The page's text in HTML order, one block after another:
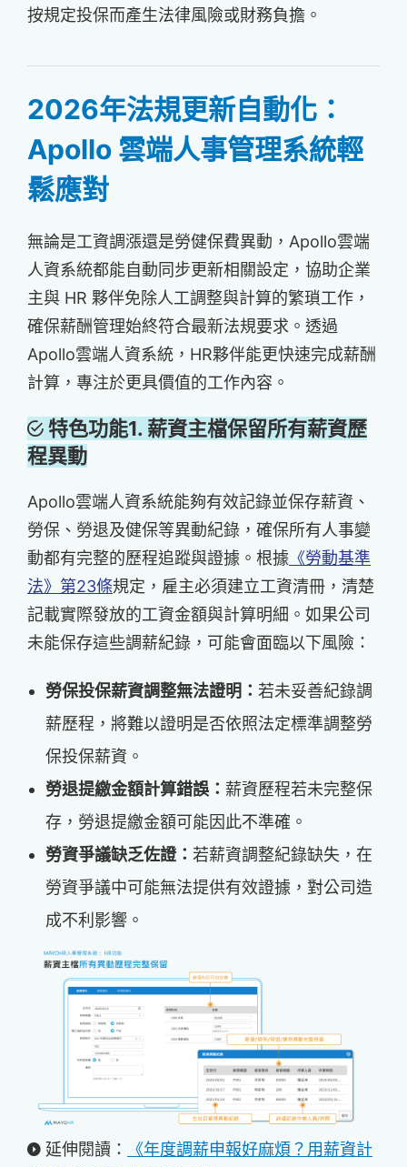
按規定投保而產生法律風險或財務負擔。
2026年法規更新自動化：
Apollo 雲端人事管理系統輕
鬆應對
無論是工資調漲還是勞健保費異動，Apollo雲端
人資系統都能自動同步更新相關設定，協助企業
主與 HR 夥伴免除人工調整與計算的繁瑣工作，
確保薪酬管理始終符合最新法規要求。透過
Apollo雲端人資系統，HR夥伴能更快速完成薪酬
計算，專注於更具價值的工作內容。
特色功能1. 薪資主檔保留所有薪資歷
程異動
Apollo雲端人資系統能夠有效記錄並保存薪資、
勞保、勞退及健保等異動紀錄，確保所有人事變
動都有完整的歷程追蹤與證據。根據 《勞動基準
法》第23條規定，雇主必須建立工資清冊，清楚
記載實際發放的工資金額與計算明細。如果公司
未能保存這些調薪紀錄，可能會面臨以下風險：
勞保投保薪資調整無法證明： 若未妥善紀錄調
薪歷程，將難以證明是否依照法定標準調整勞
保投保薪資。
勞退提繳金額計算錯誤： 薪資歷程若未完整保
存，勞退提繳金額可能因此不準確。
勞資爭議缺乏佐證： 若薪資調整紀錄缺失，在
勞資爭議中可能無法提供有效證據，對公司造
成不利影響。
延伸閱讀：
《年度調薪申報好麻煩？用薪資計